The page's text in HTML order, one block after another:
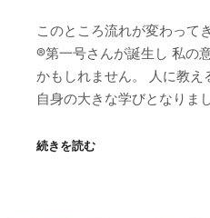
このところ流れが変わって
®第一号さんが誕生し 私の
かもしれません。 人に教
自身の大きな学びとなりま
続きを読む